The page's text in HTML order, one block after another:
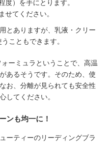
度）を手にとります。
せてください。
とありますが、乳液・クリー
こともできます。
ーミュラということで、高温
あるそうです。そのため、使
お、分離が見られても安全性
してください。
ンも均一に！
ーティーのリーディングブラ